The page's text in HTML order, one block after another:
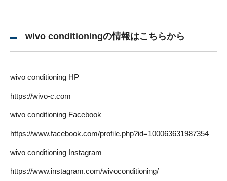
wivo conditioningの情報はこちらから
wivo conditioning HP
https://wivo-c.com
wivo conditioning Facebook
https://www.facebook.com/profile.php?id=100063631987354
wivo conditioning Instagram
https://www.instagram.com/wivoconditioning/